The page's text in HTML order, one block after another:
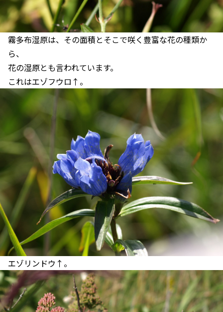
霧多布湿原は、その面積とそこで咲く豊富な花の種類か
ら、
花の湿原とも言われています。
これはエゾフウロ↑。
エゾリンドウ↑。